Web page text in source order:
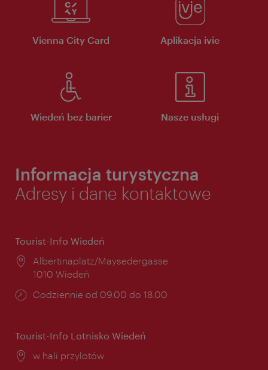
Vienna City Card Aplikacja ivie
Wiedeń bez barier Nasze usługi
Informacja turystyczna
Adresy i dane kontaktowe
Tourist-Info Wiedeń
Miejsce:
Albertinaplatz/Maysedergasse
1010 Wiedeń
Godziny
Codziennie od 09.00 do 18.00
Tourist-Info Lotnisko Wiedeń
Miejsce:
w hali przylotów